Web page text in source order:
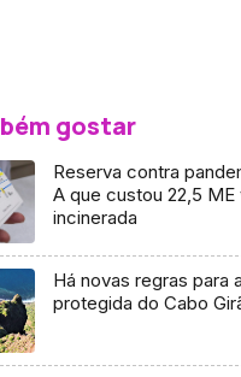
gostar
Reserva contra
A que custou 22,5 ME
incinerada
Há novas regras para
protegida do Cabo